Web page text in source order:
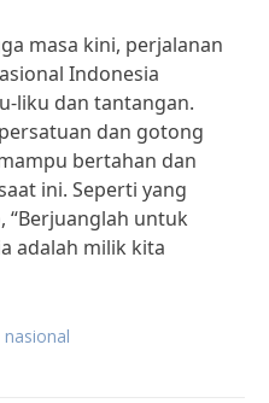
masa kini, perjalanan
Indonesia
liku dan tantangan.
dan gotong
bertahan dan
ini. Seperti yang
“Berjuanglah untuk
adalah milik kita